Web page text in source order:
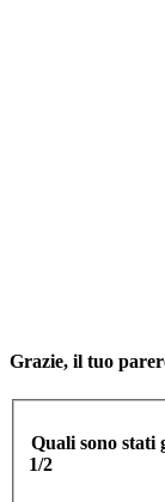
Grazie, il tuo
Quali sono stati
1/2